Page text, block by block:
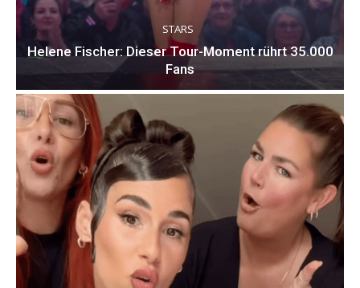
STARS
Helene Fischer: Dieser Tour-Moment rührt 35.000
Fans